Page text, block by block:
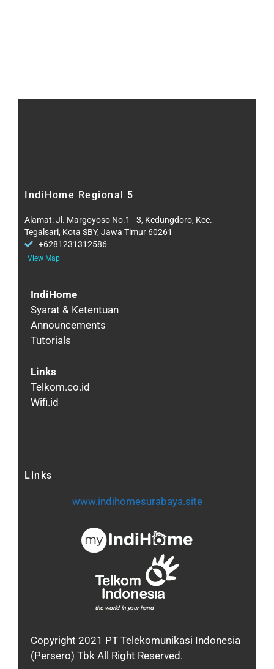
IndiHome Regional 5
Alamat: Jl. Margoyoso No.1 - 3, Kedungdoro, Kec.
Tegalsari, Kota SBY, Jawa Timur 60261
+6281231312586
View Map
IndiHome
Syarat & Ketentuan
Announcements
Tutorials
Links
Telkom.co.id
Wifi.id
Links
www.indihomesurabaya.site
Copyright 2021 PT Telekomunikasi Indonesia
(Persero) Tbk All Right Reserved.